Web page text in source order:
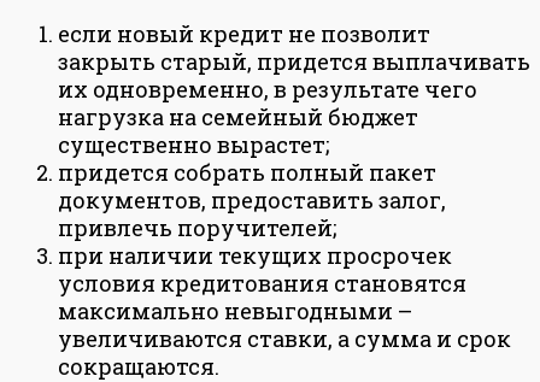
если новый кредит не позволит
закрыть старый, придется выплачивать
их одновременно, в результате чего
нагрузка на семейный бюджет
существенно вырастет;
придется собрать полный пакет
документов, предоставить залог,
привлечь поручителей;
при наличии текущих просрочек
условия кредитования становятся
максимально невыгодными –
увеличиваются ставки, а сумма и срок
сокращаются.